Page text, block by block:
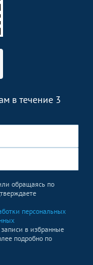
в течение 3
обращаясь по
персональных
в избранные
подробно по